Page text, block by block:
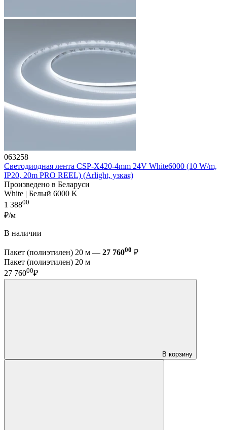
063258
Светодиодная лента CSP-X420-4mm 24V White6000 (10 W/m,
IP20, 20m PRO REEL) (Arlight, узкая)
Произведено в Беларуси
White | Белый 6000 K
1 38800
₽/м
В наличии
Пакет (полиэтилен) 20 м — 27 76000 ₽
Пакет (полиэтилен) 20 м
27 76000₽
В корзину